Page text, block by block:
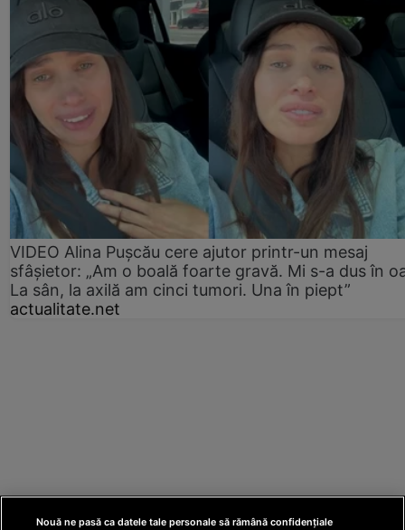
VIDEO Alina Pușcău cere ajutor printr-un mesaj
sfâșietor: „Am o boală foarte gravă. Mi s-a dus în
La sân, la axilă am cinci tumori. Una în piept”
actualitate.net
Nouă ne pasă ca datele tale personale să rămână confidențiale